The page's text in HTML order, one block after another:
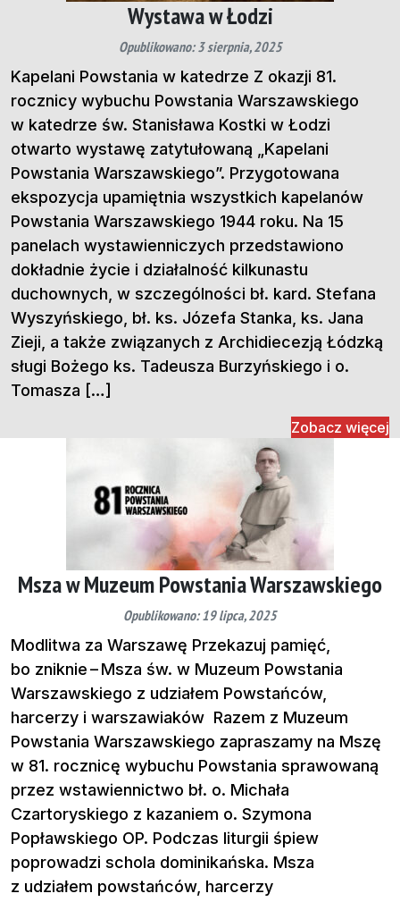
Wystawa w Łodzi
Opublikowano: 3 sierpnia, 2025
Kapelani Powstania w katedrze Z okazji 81.
rocznicy wybuchu Powstania Warszawskiego
w katedrze św. Stanisława Kostki w Łodzi
otwarto wystawę zatytułowaną „Kapelani
Powstania Warszawskiego”. Przygotowana
ekspozycja upamiętnia wszystkich kapelanów
Powstania Warszawskiego 1944 roku. Na 15
panelach wystawienniczych przedstawiono
dokładnie życie i działalność kilkunastu
duchownych, w szczególności bł. kard. Stefana
Wyszyńskiego, bł. ks. Józefa Stanka, ks. Jana
Zieji, a także związanych z Archidiecezją Łódzką
sługi Bożego ks. Tadeusza Burzyńskiego i o.
Tomasza […]
Zobacz więcej
Msza w Muzeum Powstania Warszawskiego
Opublikowano: 19 lipca, 2025
Modlitwa za Warszawę Przekazuj pamięć,
bo zniknie – Msza św. w Muzeum Powstania
Warszawskiego z udziałem Powstańców,
harcerzy i warszawiaków Razem z Muzeum
Powstania Warszawskiego zapraszamy na Mszę
w 81. rocznicę wybuchu Powstania sprawowaną
przez wstawiennictwo bł. o. Michała
Czartoryskiego z kazaniem o. Szymona
Popławskiego OP. Podczas liturgii śpiew
poprowadzi schola dominikańska. Msza
z udziałem powstańców, harcerzy